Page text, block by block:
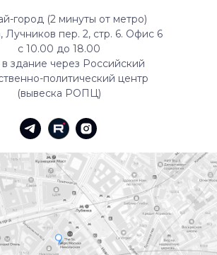
город (2 минуты от метро)
Лучников пер. 2, стр. 6. Офис 6
с 10.00 до 18.00
здание через Российский
политический центр
(вывеска РОПЦ)